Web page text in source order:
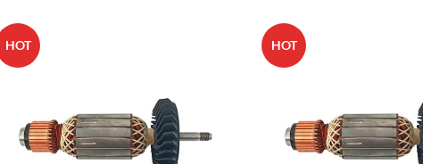
HOT HOT